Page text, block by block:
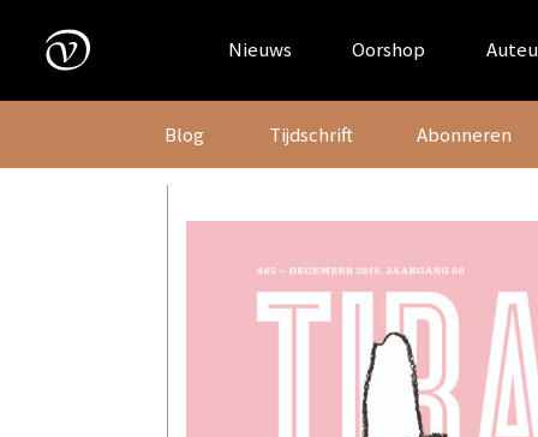
content
Nieuws Oorshop
Blog Tijdschrift Abonneren